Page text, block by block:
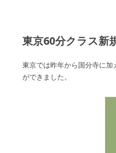
東京60分クラス新
東京では昨年から国分寺に
ができました。